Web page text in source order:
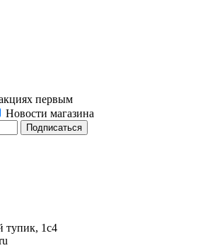
первым
Новости магазина
тупик, 1с4